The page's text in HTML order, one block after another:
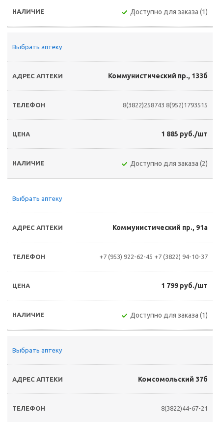
Доступно для заказа (1)
Выбрать аптеку
Коммунистический пр., 133б
8(3822)258743 8(952)1793515
1 885 руб./шт
Доступно для заказа (2)
Выбрать аптеку
Коммунистический пр., 91а
+7 (953) 922-62-45 +7 (3822) 94-10-37
1 799 руб./шт
Доступно для заказа (1)
Выбрать аптеку
Комсомольский 37б
8(3822)44-67-21